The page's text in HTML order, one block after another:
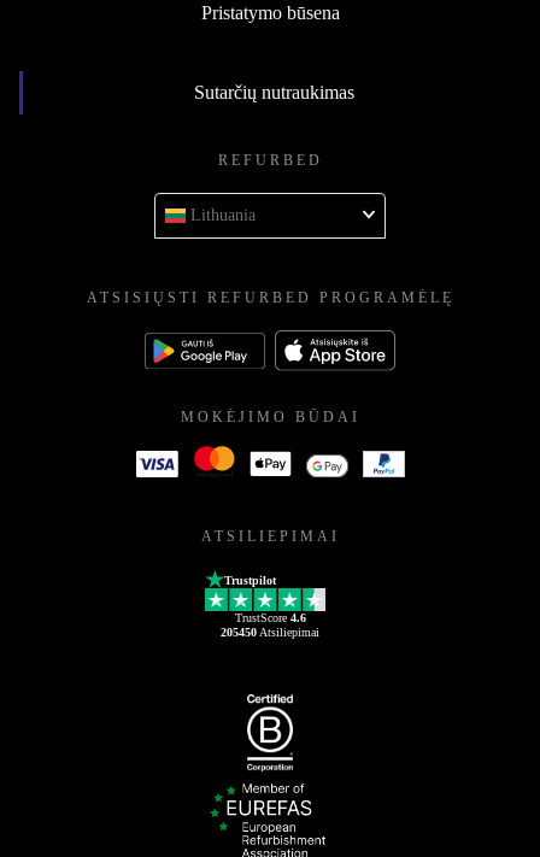
Pristatymo būsena
Sutarčių nutraukimas
REFURBED
Lithuania
ATSISIŲSTI REFURBED PROGRAMĖLĘ
MOKĖJIMO BŪDAI
ATSILIEPIMAI
Trustpilot
TrustScore 4.6
205450 Atsiliepimai